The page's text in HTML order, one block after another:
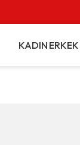
KADIN ERKEK